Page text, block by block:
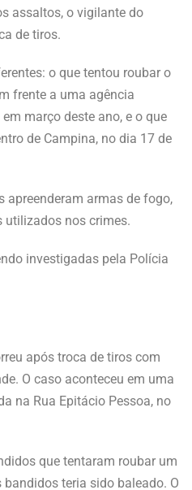
assaltos, o vigilante do
de tiros.
o que tentou roubar o
frente a uma agência
março deste ano, e o que
de Campina, no dia 17 de
apreenderam armas de fogo,
utilizados nos crimes.
investigadas pela Polícia
após troca de tiros com
O caso aconteceu em uma
na Rua Epitácio Pessoa, no
que tentaram roubar um
teria sido baleado. O